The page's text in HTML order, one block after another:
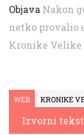
Objava Nakon
netko provalio
Kronike Velike
WEB KRONIKE
Izvorni tekst